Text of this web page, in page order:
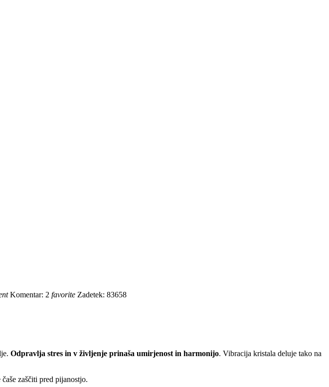
Komentar: 2 favorite Zadetek: 83658
Odpravlja stres in v življenje prinaša umirjenost in harmonijo. Vibracija kristala deluje tako na
zaščiti pred pijanostjo.